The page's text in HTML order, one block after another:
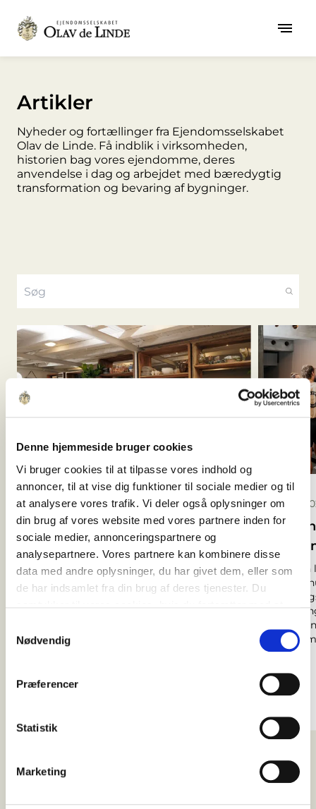
Denne hjemmeside bruger cookies
Vi bruger cookies til at tilpasse vores indhold og
annoncer, til at vise dig funktioner til sociale medier og til
at analysere vores trafik. Vi deler også oplysninger om
din brug af vores website med vores partnere inden for
sociale medier, annonceringspartnere og
analysepartnere. Vores partnere kan kombinere disse
data med andre oplysninger, du har givet dem, eller som
de har indsamlet fra din brug af deres tjenester. Du
Nødvendig
Præferencer
Statistik
Marketing
Artikler
Nyheder og fortællinger fra Ejendomsselskabet
Olav de Linde. Få indblik i virksomheden,
historien bag vores ejendomme, deres
anvendelse i dag og arbejdet med bæredygtig
transformation og bevaring af bygninger.
30. juli 2026
ByKornerup bliver en del af
Mindets byliv med ny butik
Den østjyske interiør- og
livsstilsbutik ByKornerup har
underskrevet en lejeaftale om et
byliv, når Mindet åbner i 2027.
2. juli
Med en
får